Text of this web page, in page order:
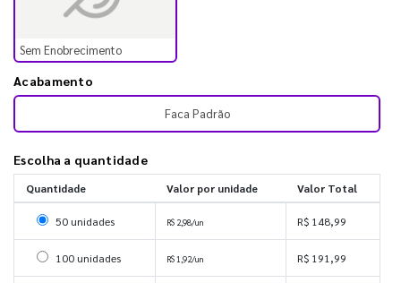
Sem Enobrecimento
Acabamento
Faca Padrão
Escolha a quantidade
Quantidade Valor por unidade Valor Total
Selecionar 50 unidades
50 unidades R$ 2,98/un R$ 148,99
Selecionar 100 unidades
100 unidades R$ 1,92/un R$ 191,99